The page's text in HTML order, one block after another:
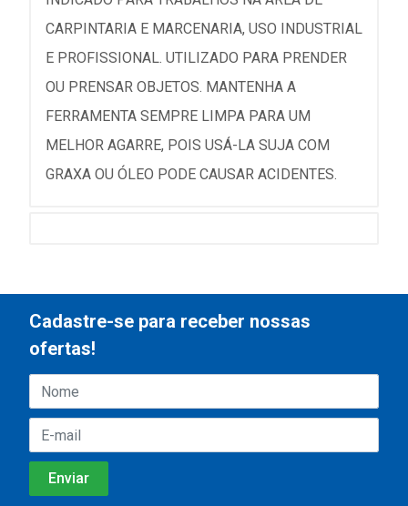
CARPINTARIA E MARCENARIA, USO INDUSTRIAL
E PROFISSIONAL. UTILIZADO PARA PRENDER
OU PRENSAR OBJETOS. MANTENHA A
FERRAMENTA SEMPRE LIMPA PARA UM
MELHOR AGARRE, POIS USÁ-LA SUJA COM
GRAXA OU ÓLEO PODE CAUSAR ACIDENTES.
Cadastre-se para receber nossas
ofertas!